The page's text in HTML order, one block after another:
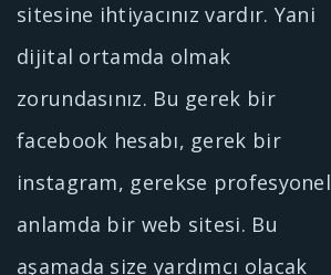
sitesine ihtiyacınız vardır. Yani
dijital ortamda olmak
zorundasınız. Bu gerek bir
facebook hesabı, gerek bir
instagram, gerekse profesyonel
anlamda bir web sitesi. Bu
aşamada size yardımcı olacak